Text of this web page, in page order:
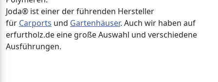
Joda® ist einer der führenden Hersteller
für Carports und Gartenhäuser. Auch wir haben auf
erfurtholz.de eine große Auswahl und verschiedene
Ausführungen.